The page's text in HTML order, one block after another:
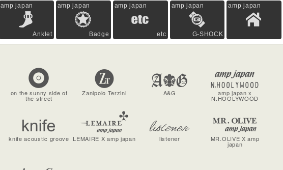
amp japan
Anklet
amp japan
Badge
amp japan
etc
amp japan
G-SHOCK
amp japan
on the sunny side of
the street
Zanipolo Terzini A&G amp japan x
N.HOOLYWOOD
knife acoustic groove LEMAIRE X amp japan listener MR.OLIVE X amp
japan